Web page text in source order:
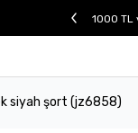
1000 TL
siyah şort (jz6858)